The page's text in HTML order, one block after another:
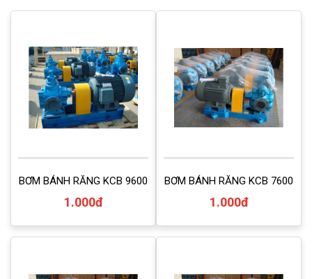
BƠM BÁNH RĂNG KCB 9600
1.000đ
BƠM BÁNH RĂNG KCB 7600
1.000đ